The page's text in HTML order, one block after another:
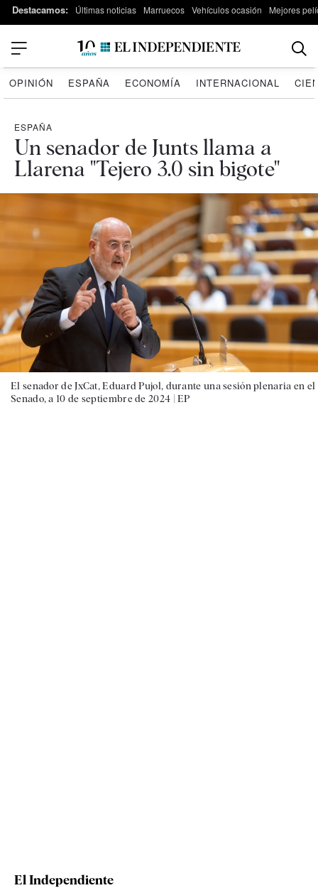
Destacamos: Últimas noticias Marruecos Vehículos ocasión Mejores
OPINIÓN ESPAÑA ECONOMÍA INTERNACIONAL
ESPAÑA
Un senador de Junts llama a
Llarena "Tejero 3.0 sin bigote"
El senador de JxCat, Eduard Pujol, durante una sesión plenaria en el
Senado, a 10 de septiembre de 2024 |EP
El Independiente